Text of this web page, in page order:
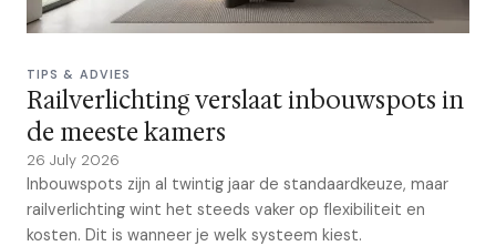
TIPS & ADVIES
Railverlichting verslaat inbouwspots in
de meeste kamers
26 July 2026
Inbouwspots zijn al twintig jaar de standaardkeuze, maar
railverlichting wint het steeds vaker op flexibiliteit en
kosten. Dit is wanneer je welk systeem kiest.